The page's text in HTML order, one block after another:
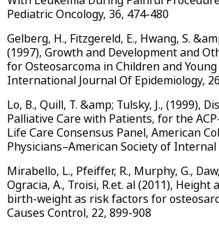
Pediatric Oncology, 36, 474-480
Gelberg, H., Fitzgereld, E., Hwang, S.
(1997), Growth and Development and
for Osteosarcoma in Children and Young
International Journal Of Epidemiology,
Lo, B., Quill, T. &amp; Tulsky, J., (1999),
Palliative Care with Patients, for the
Life Care Consensus Panel, American
Physicians–American Society of
Mirabello, L., Pfeiffer, R., Murphy, G.,
Ogracia, A., Troisi, R.et. al (2011), Height
birth-weight as risk factors for
Causes Control, 22, 899-908